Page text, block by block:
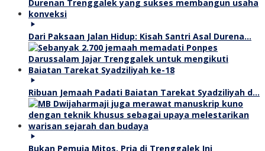
Dari Paksaan Jalan Hidup: Kisah Santri Asal Durena…
Ribuan Jemaah Padati Baiatan Tarekat Syadziliyah d…
Bukan Pemuja Mitos, Pria di Trenggalek Ini